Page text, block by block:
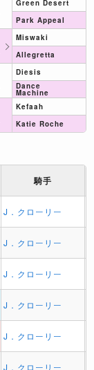
Green Desert
Park Appeal
Miswaki
Allegretta
Diesis
Dance
Machine
Kefaah
Katie Roche
騎手
J．クローリー
J．クローリー
J．クローリー
J．クローリー
J．クローリー
J．クローリー